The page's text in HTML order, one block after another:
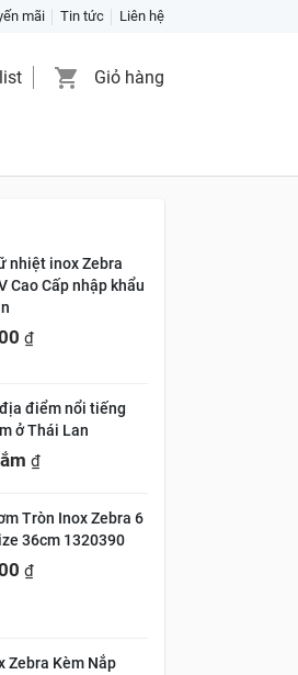
mãi Tin tức Liên hệ
Giỏ hàng
nhiệt inox Zebra
Cao Cấp nhập khẩu
₫
điểm nổi tiếng
ở Thái Lan
₫
Tròn Inox Zebra 6
36cm 1320390
₫
Zebra Kèm Nắp